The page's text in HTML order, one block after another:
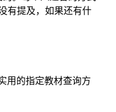
有提及，如果还有什
用的指定教材查询方